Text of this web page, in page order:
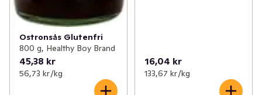
Ostronsås Glutenfri
800 g, Healthy Boy Brand
45,38 kr
56,73 kr /kg
16,04 kr
133,67 kr /kg